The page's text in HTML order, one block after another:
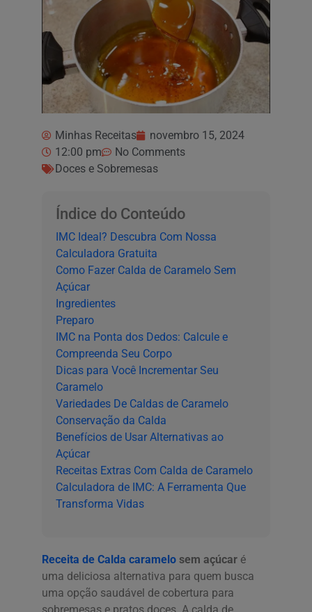
Minhas Receitas
novembro 15, 2024
12:00 pm
No Comments
Doces e Sobremesas
Índice do Conteúdo
IMC Ideal? Descubra Com Nossa
Calculadora Gratuita
Como Fazer Calda de Caramelo Sem
Açúcar
Ingredientes
Preparo
IMC na Ponta dos Dedos: Calcule e
Compreenda Seu Corpo
Dicas para Você Incrementar Seu
Caramelo
Variedades De Caldas de Caramelo
Conservação da Calda
Benefícios de Usar Alternativas ao
Açúcar
Receitas Extras Com Calda de Caramelo
Calculadora de IMC: A Ferramenta Que
Transforma Vidas
Receita de Calda caramelo sem açúcar é
uma deliciosa alternativa para quem busca
uma opção saudável de cobertura para
sobremesas e pratos doces. A calda de